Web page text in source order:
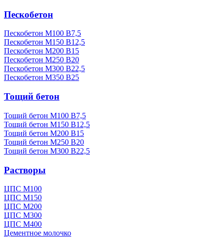
Пескобетон
Пескобетон М100 В7,5
Пескобетон М150 В12,5
Пескобетон М200 В15
Пескобетон М250 В20
Пескобетон М300 В22,5
Пескобетон М350 В25
Тощий бетон
Тощий бетон М100 В7,5
Тощий бетон М150 В12,5
Тощий бетон М200 В15
Тощий бетон М250 В20
Тощий бетон М300 В22,5
Растворы
ЦПС М100
ЦПС М150
ЦПС М200
ЦПС М300
ЦПС М400
Цементное молочко